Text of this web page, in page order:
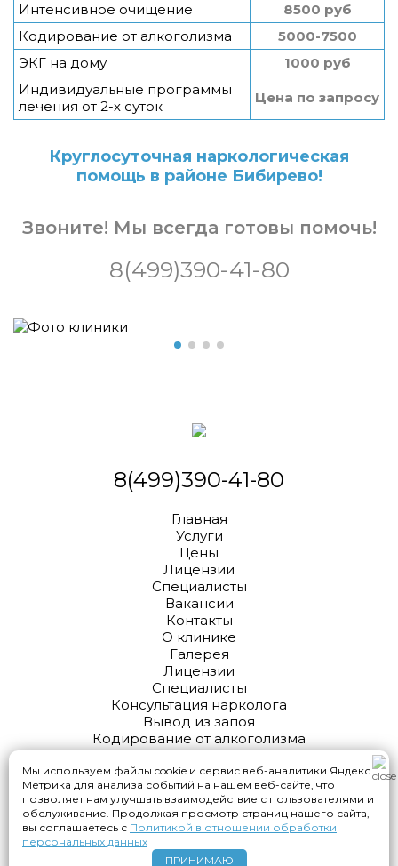
Интенсивное очищение
8500 руб
Кодирование от алкоголизма
5000-7500
ЭКГ на дому
1000 руб
Индивидуальные программы
лечения от 2-х суток
Цена по запросу
Круглосуточная наркологическая
помощь в районе Бибирево!
Звоните! Мы всегда готовы помочь!
8(499)390-41-80
8(499)390-41-80
Главная
Услуги
Цены
Лицензии
Специалисты
Вакансии
Контакты
О клинике
Галерея
Лицензии
Специалисты
Консультация нарколога
Вывод из запоя
Кодирование от алкоголизма
Ингаляция ксеноном
Анализы
Выезд нарколога на дом
2010 - 2024 © Клиника наркологии
Мы используем файлы cookie и сервис веб-аналитики Яндекс
Метрика для анализа событий на нашем веб-сайте, что
позволяет нам улучшать взаимодействие с пользователями и
обслуживание. Продолжая просмотр страниц нашего сайта,
вы соглашаетесь с Политикой в отношении обработки
персональных данных
ПРИНИМАЮ